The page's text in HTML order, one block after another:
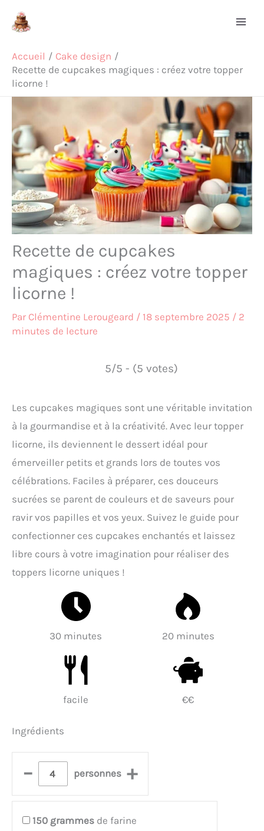
Accueil
Cake design
Recette de cupcakes magiques : créez votre topper
licorne !
Recette de cupcakes
magiques : créez votre topper
licorne !
Par Clémentine Lerougeard / 18 septembre 2025 / 2
minutes de lecture
5/5 - (5 votes)
Les cupcakes magiques sont une véritable invitation
à la gourmandise et à la créativité. Avec leur topper
licorne, ils deviennent le dessert idéal pour
émerveiller petits et grands lors de toutes vos
célébrations. Faciles à préparer, ces douceurs
sucrées se parent de couleurs et de saveurs pour
ravir vos papilles et vos yeux. Suivez le guide pour
confectionner ces cupcakes enchantés et laissez
libre cours à votre imagination pour réaliser des
toppers licorne uniques !
30 minutes 20 minutes
facile €€
Ingrédients
– personnes +
150 grammes de farine
Rechercher